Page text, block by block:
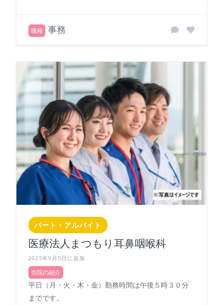
職種 事務
パート・アルバイト
医療法人まつもり耳鼻咽喉科
2025年9月5日に追加
当院の紹介
平日（月・火・木・金）勤務時間は午後５時３０分
までです。